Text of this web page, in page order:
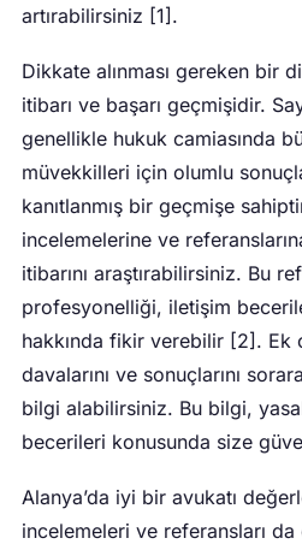
artırabilirsiniz [1].
Dikkate alınması gereken bir
itibarı ve başarı geçmişidir.
genellikle hukuk camiasında
müvekkilleri için olumlu
kanıtlanmış bir geçmişe
incelemelerine ve
itibarını araştırabilirsiniz. Bu
profesyonelliği, iletişim
hakkında fikir verebilir [2]. Ek
davalarını ve sonuçlarını
bilgi alabilirsiniz. Bu bilgi,
becerileri konusunda size
Alanya’da iyi bir avukatı
incelemeleri ve referansları